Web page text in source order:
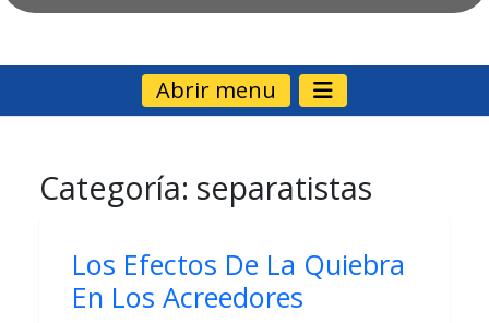
Abrir menu
Categoría: separatistas
Los Efectos De La Quiebra
En Los Acreedores